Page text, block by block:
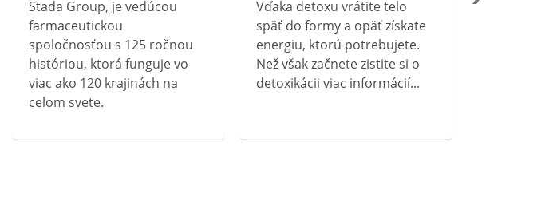
Stada Group, je vedúcou
farmaceutickou
spoločnosťou s 125 ročnou
históriou, ktorá funguje vo
viac ako 120 krajinách na
celom svete.
Vďaka detoxu vrátite telo
späť do formy a opäť získate
energiu, ktorú potrebujete.
Než však začnete zistite si o
detoxikácii viac informácií...